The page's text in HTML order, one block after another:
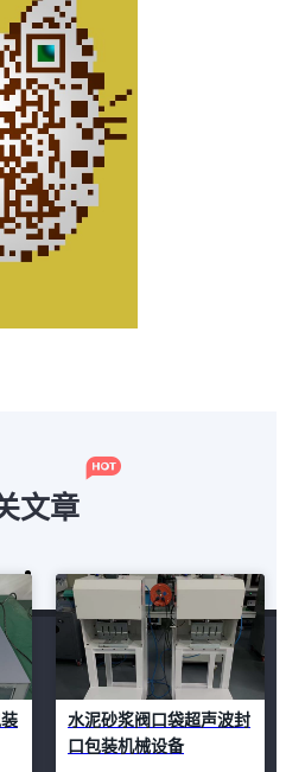
文章
水泥砂浆阀口袋超声波封
口包装机械设备